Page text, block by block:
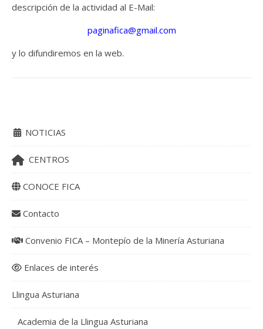
descripción de la actividad al E-Mail:
paginafica@gmail.com
y lo difundiremos en la web.
NOTICIAS
CENTROS
CONOCE FICA
Contacto
Convenio FICA – Montepío de la Minería Asturiana
Enlaces de interés
Llingua Asturiana
Academia de la Llingua Asturiana